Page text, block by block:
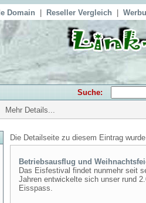
Domain Reseller Vergleich
Suche:
Mehr Details...
Die Detailseite zu diesem Eintrag
Betriebsausflug und
Das Eisfestival findet nunmehr seit
Jahren entwickelte sich unser rund
Eisspass.